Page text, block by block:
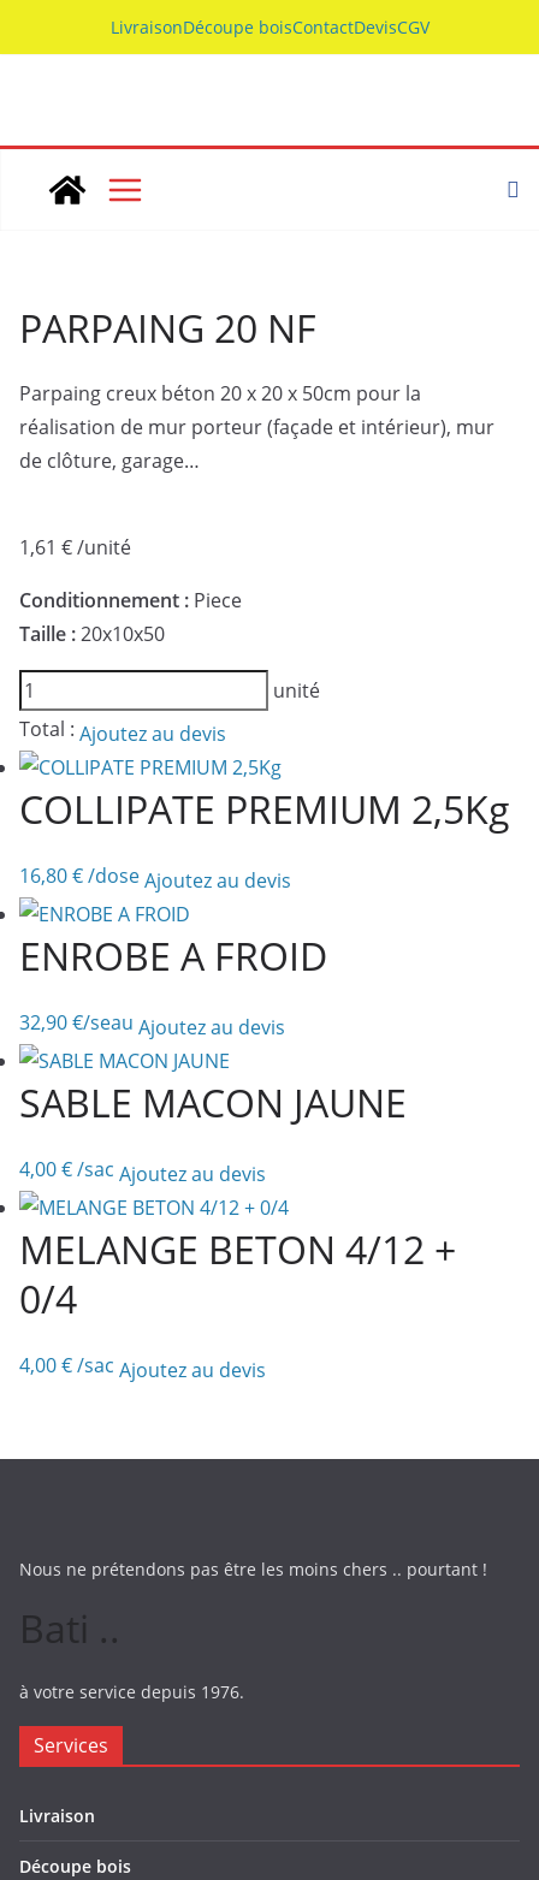
to
LivraisonDécoupe boisContactDevisCGV
PARPAING 20 NF
Parpaing creux béton 20 x 20 x 50cm pour la
réalisation de mur porteur (façade et intérieur), mur
de clôture, garage…
1,61 €/unité
Conditionnement : Piece
Taille :20x10x50
quantité
de
PARPAING
NF
unité
Total : Ajoutez au devis
COLLIPATE PREMIUM 2,5Kg
16,80€/doseAjoutez au devis
ENROBE A FROID
32,90€/seau Ajoutez au devis
SABLE MACON JAUNE
4,00€/sac Ajoutez au devis
MELANGE BETON 4/12 +
0/4
4,00€/sac Ajoutez au devis
Nous ne prétendons pas être les moins chers .. pourtant !
Bati ..
à votre service depuis 1976.
Services
Livraison
Découpe bois